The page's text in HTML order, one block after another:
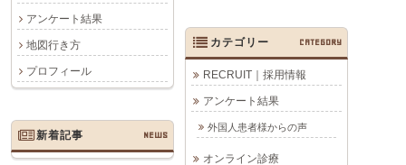
アンケート結果
地図行き方
プロフィール
カテゴリー CATEGORY
RECRUIT｜採用情報
アンケート結果
外国人患者様からの声
オンライン診療
新着記事 NEWS